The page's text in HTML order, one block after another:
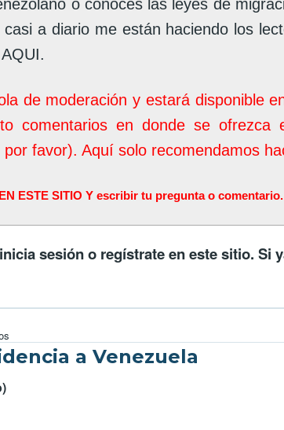
o conoces las leyes de
a diario me están haciendo los
AQUI.
de moderación y estará disponible
comentarios en donde se ofrezca
favor). Aquí solo recomendamos
ESTE SITIO Y escribir tu pregunta o comentario.
inicia sesióno regístrate en este sitio. Si
a Venezuela